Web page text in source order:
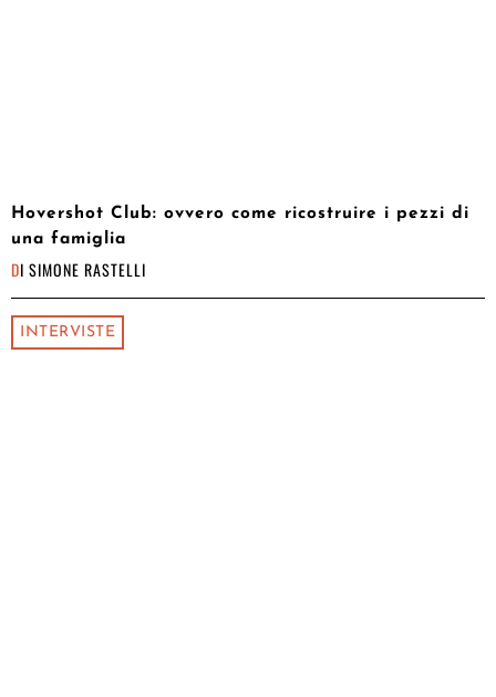
Hovershot Club: ovvero come ricostruire i pezzi di
una famiglia
DI SIMONE RASTELLI
INTERVISTE